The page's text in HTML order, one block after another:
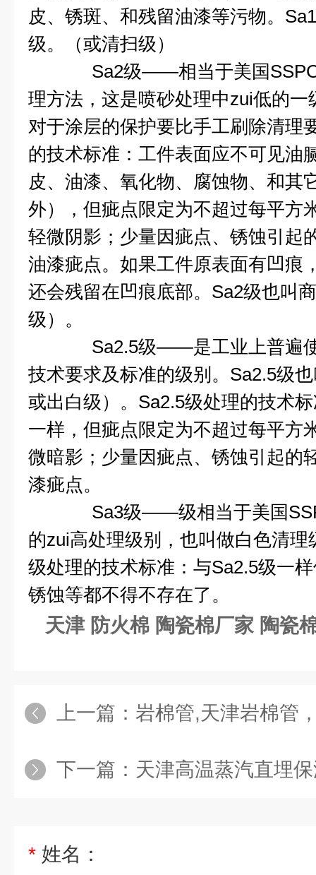
皮、锈斑、和残留油漆等污物。 Sa1
级。（或清扫级）
Sa2级——相当于美国
理方法，这是喷砂处理中zui低的
对于涂层的保护要比手工刷除清理
的技术标准：工件表面应不可见油
皮、油漆、氧化物、腐蚀物、和其
外），但疵点限定为不超过每平方
轻微阴影；少量因疵点、锈蚀引起
油漆疵点。如果工件原表面有凹痕
还会残留在凹痕底部。 Sa2级也叫
级）。
Sa2.5级——是工业上普遍
技术要求及标准的级别。 Sa2.5级
或出白级）。 Sa2.5级处理的技术
一样，但疵点限定为不超过每平方
微暗影；少量因疵点、锈蚀引起的
漆疵点。
Sa3级——级相当于美国
的zui高处理级别，也叫做白色清理
级处理的技术标准：与Sa2.5级一
锈蚀等都不得不存在了。
天津 防火棉 陶瓷棉厂家 陶瓷
上一篇： 岩棉管,天津岩棉管，
下一篇： 天津高温蒸汽直埋保温管，钢套钢蒸
* 姓名：